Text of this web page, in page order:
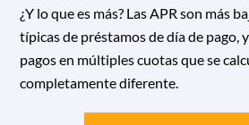
¿Y lo que es más? Las APR son más
típicas de préstamos de día de pago,
pagos en múltiples cuotas que se
completamente diferente.